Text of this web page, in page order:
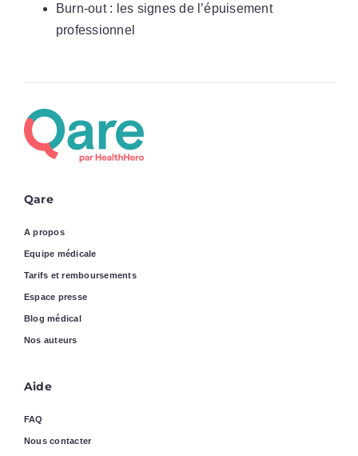
Burn-out : les signes de l’épuisement
professionnel
Qare
A propos
Equipe médicale
Tarifs et remboursements
Espace presse
Blog médical
Nos auteurs
Aide
FAQ
Nous contacter